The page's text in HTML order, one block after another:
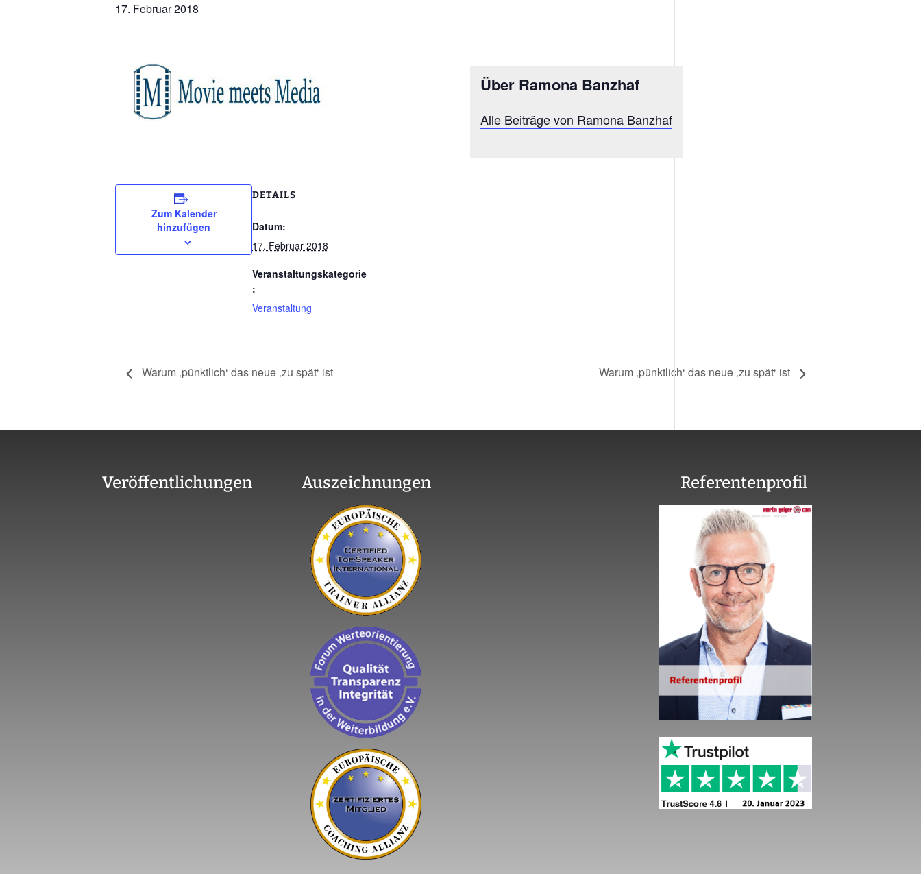
17. Februar 2018
Über Ramona Banzhaf
Alle Beiträge von Ramona Banzhaf
Zum Kalender
hinzufügen
DETAILS
Datum:
17. Februar 2018
Veranstaltungskategorie
:
Veranstaltung
Warum ‚pünktlich‘ das neue ‚zu spät‘ ist Warum ‚pünktlich‘ das neue ‚zu spät‘ ist
Veröffentlichungen Auszeichnungen Referentenprofil